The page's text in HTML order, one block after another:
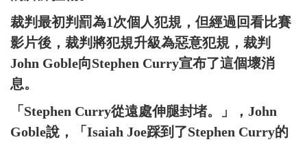
裁判最初判罰為1次個人犯規，但經過回看比賽
影片後，裁判將犯規升級為惡意犯規，裁判
John Goble向Stephen Curry宣布了這個壞消
息。
「Stephen Curry從遠處伸腿封堵。」，John
Goble說，「Isaiah Joe踩到了Stephen Curry的